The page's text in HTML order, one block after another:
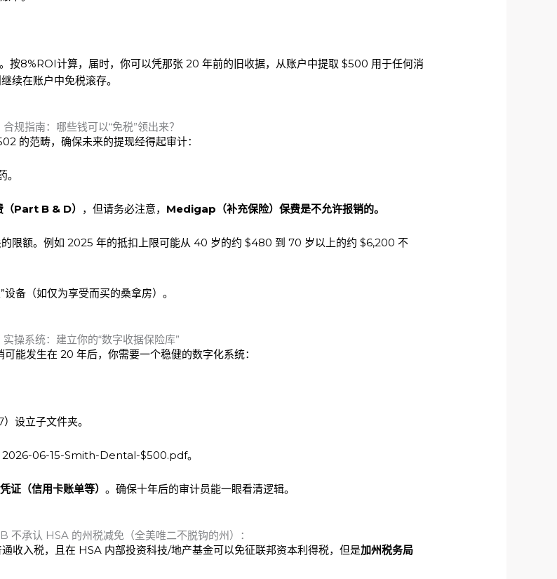
按8%ROI计算，届时，你可以凭那张 20 年前的旧收据，从账户中提取 $500 用于任何消
续在账户中免税滚存。
合规指南：哪些钱可以“免税”领出来？
的范畴，确保未来的提现经得起审计：
Part B & D） ，但请务必注意， Medigap（补充保险）保费是不允许报销的。
限额。例如 2025 年的抵扣上限可能从 40 岁的约 $480 到 70 岁以上的约 $6,200 不
备（如仅为享受而买的桑拿房）。
实操系统：建立你的“数字收据保险库”
能发生在 20 年后，你需要一个稳健的数字化系统：
设立子文件夹。
2026-06-15-Smith-Dental-$500.pdf。
证（信用卡账单等）。确保十年后的审计员能一眼看清逻辑。
不承认 HSA 的州税减免（全美唯二不脱钩的州）：
收入税，且在 HSA 内部投资科技/地产基金可以免征联邦资本利得税，但是加州税务局